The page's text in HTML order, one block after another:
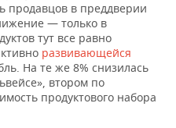
продавцов в преддверии
— только в
тут все равно
развивающейся
На те же 8% снизилась
втором по
продуктового набора